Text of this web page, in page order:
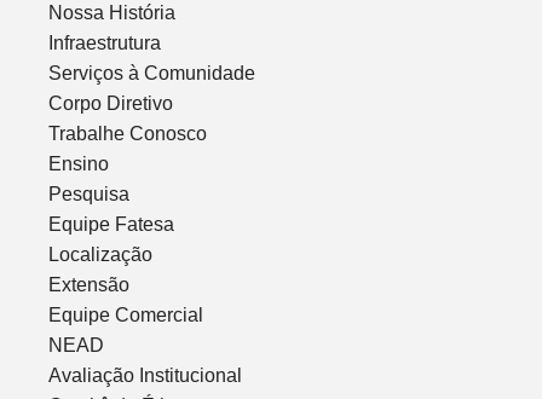
Nossa História
Infraestrutura
Serviços à Comunidade
Corpo Diretivo
Trabalhe Conosco
Ensino
Pesquisa
Equipe Fatesa
Localização
Extensão
Equipe Comercial
NEAD
Avaliação Institucional